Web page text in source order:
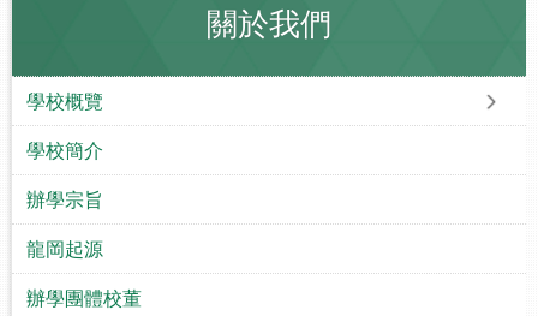
關於我們
學校概覽
學校簡介
辦學宗旨
龍岡起源
辦學團體校董